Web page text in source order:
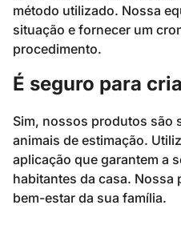
método utilizado. Nossa
situação e fornecer um
procedimento.
É seguro para
Sim, nossos produtos são
animais de estimação.
aplicação que garantem a
habitantes da casa. Nossa
bem-estar da sua família.